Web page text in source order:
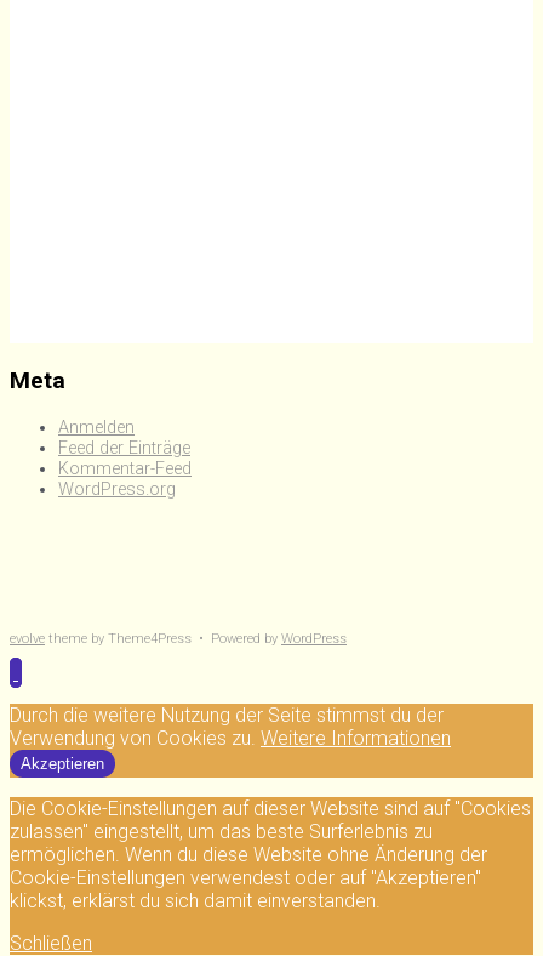
Meta
Anmelden
Feed der Einträge
Kommentar-Feed
WordPress.org
evolve theme by Theme4Press • Powered by WordPress
Durch die weitere Nutzung der Seite stimmst du der
Verwendung von Cookies zu. Weitere Informationen
Akzeptieren
Die Cookie-Einstellungen auf dieser Website sind auf "Cookies
zulassen" eingestellt, um das beste Surferlebnis zu
ermöglichen. Wenn du diese Website ohne Änderung der
Cookie-Einstellungen verwendest oder auf "Akzeptieren"
klickst, erklärst du sich damit einverstanden.
Schließen